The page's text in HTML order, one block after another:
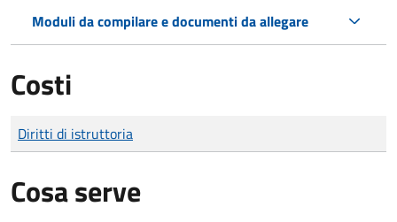
Moduli da compilare e documenti da allegare
Costi
Tipo di pagamento
Importo
Diritti di istruttoria
Cosa serve